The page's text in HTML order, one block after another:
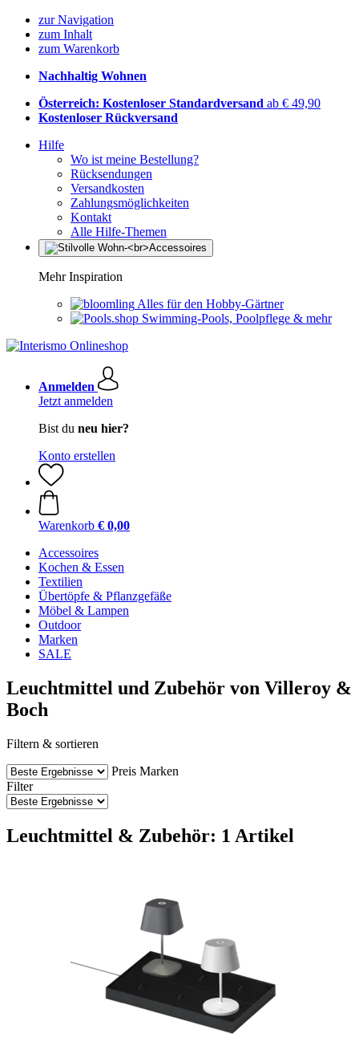
zur Navigation
zum Inhalt
zum Warenkorb
Nachhaltig Wohnen
Österreich: Kostenloser Standardversand ab € 49,90
Kostenloser Rückversand
Hilfe
Wo ist meine Bestellung?
Rücksendungen
Versandkosten
Zahlungsmöglichkeiten
Kontakt
Alle Hilfe-Themen
Mehr Inspiration
Alles für den Hobby-Gärtner
Swimming-Pools, Poolpflege & mehr
Anmelden
Jetzt anmelden
Bist du neu hier?
Konto erstellen
Warenkorb € 0,00
Accessoires
Kochen & Essen
Textilien
Übertöpfe & Pflanzgefäße
Möbel & Lampen
Outdoor
Marken
SALE
Leuchtmittel und Zubehör von Villeroy &
Boch
Filtern & sortieren
Preis Marken
Filter
Leuchtmittel & Zubehör: 1 Artikel